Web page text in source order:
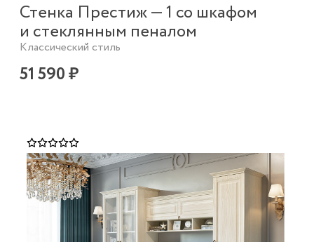
Стенка Престиж — 1 со шкафом
и стеклянным пеналом
Классический стиль
51 590 ₽